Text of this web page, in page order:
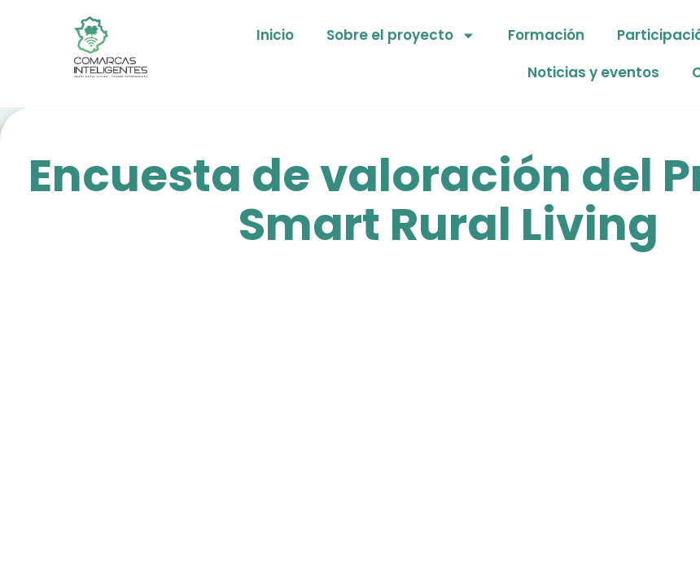
Inicio Sobre el proyecto Formación
Noticias y eventos
Encuesta de valoración del
Smart Rural Living